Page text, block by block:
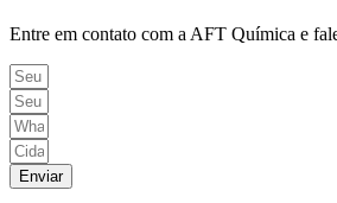
Entre em contato com a AFT Química e
Enviar